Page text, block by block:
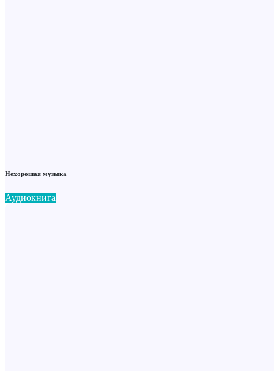
Нехорошая музыка
Аудиокнига